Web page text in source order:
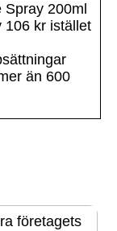
200ml
106 kr istället
än 600